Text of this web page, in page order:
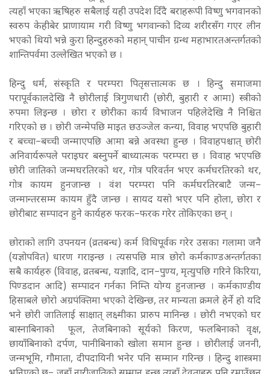
त्यहाँ भएका ऋषिहरु सबैलाई यही उपदेश दिँदै बराहरूपी विष्णु भगवानको
स्वरुप केहीबेर प्राणायाम गरी विष्णु भगवान्को दिव्य शरीरसँग गएर लीन
भएको थियो भन्ने कुरा हिन्दुहरुको महान् पाचीन ग्रन्थ महाभारतअन्तर्गतको
शान्तिपर्वमा उल्लेखित भएको छ ।
हिन्दु धर्म, संस्कृति र परम्परा पितृसत्तात्मक छ । हिन्दु समाजमा
परापूर्वकालदेखि नै छोरीलाई त्रिगुणधारी (छोरी, बुहारी र आमा) स्त्रीको
रुपमा लिइन्छ । छोरा र छोरीका कार्य विभाजन पहिलेदेखि नै निश्चित
गरिएको छ । छोरी जन्मेपछि माइत छउञ्जेल कन्या, विवाह भएपछि बुहारी
र बच्चा–बच्ची जन्माएपछि आमा बन्ने अवस्था हुन्छ । विवाहपश्चात् छोरी
अनिवार्यरूपले पराइघर बस्नुपर्ने बाध्यात्मक परम्परा छ । विवाह भएपछि
छोरी जातिको जन्मघरतिरको थर, गोत्र परिवर्तन भएर कर्मघरतिरको थर,
गोत्र कायम हुनजान्छ । वंश परम्परा पनि कर्मघरतिरबाटै जन्म–
जन्मान्तरसम्म कायम हुँदै जान्छ । सायद यसो भएर पनि होला, छोरा र
छोरीबाट सम्पादन हुने कार्यहरु फरक–फरक गरेर तोकिएका छन् ।
छोराको लागि उपनयन (व्रतबन्ध) कर्म विधिपूर्वक गरेर उसका गलामा जनै
(यज्ञोपवित) धारण गराइन्छ । त्यसपछि मात्र छोरो कर्मकाण्डअन्तर्गतका
सबै कार्यहरु (विवाह, व्रतबन्ध, यज्ञादि, दान–पुण्य, मृत्युपछि गरिने किरिया,
पिण्डदान आदि) सम्पादन गर्नका निम्ति योग्य हुनजान्छ । कर्मकाण्डीय
हिसाबले छोरो अग्रपंक्तिमा भएको देखिन्छ, तर मान्यता क्रमले हेर्ने हो यदि
भने छोरी जातिलाई साक्षात् लक्ष्मीका प्रारुप मानिन्छ । छोरी नभएको घर
बास्नाबिनाको फूल, तेजबिनाको सूर्यको किरण, फलबिनाको वृक्ष,
छायाँबिनाको दर्पण, पानीबिनाको खोला समान हुन्छ । छोरीलाई जननी,
जन्मभूमि, गौमाता, दीपदायिनी भनेर पनि सम्मान गरिन्छ । हिन्दु शास्त्रमा